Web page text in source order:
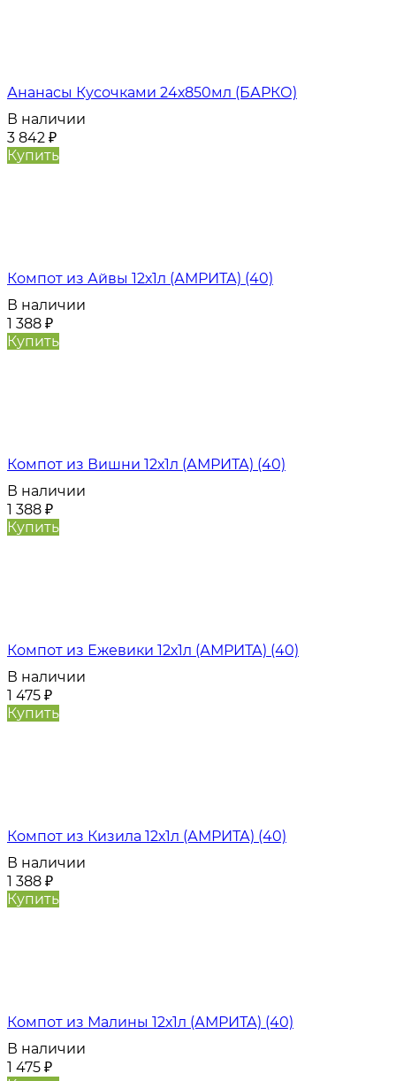
Ананасы Кусочками 24х850мл (БАРКО)
В наличии
3 842 ₽
Купить
Компот из Айвы 12х1л (АМРИТА) (40)
В наличии
1 388 ₽
Купить
Компот из Вишни 12х1л (АМРИТА) (40)
В наличии
1 388 ₽
Купить
Компот из Ежевики 12х1л (АМРИТА) (40)
В наличии
1 475 ₽
Купить
Компот из Кизила 12х1л (АМРИТА) (40)
В наличии
1 388 ₽
Купить
Компот из Малины 12х1л (АМРИТА) (40)
В наличии
1 475 ₽